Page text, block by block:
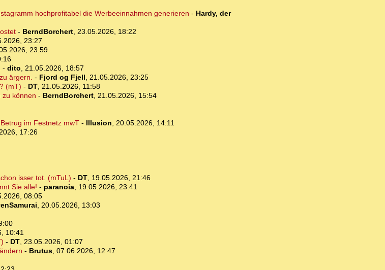
hochprofitabel die Werbeeinnahmen generieren - Hardy, der
- BerndBorchert, 23.05.2026, 18:22
23:27
23:59
- dito, 21.05.2026, 18:57
ärgern. - Fjord og Fjell, 21.05.2026, 23:25
(mT) - DT, 21.05.2026, 11:58
zu können - BerndBorchert, 21.05.2026, 15:54
im Festnetz mwT- Illusion, 20.05.2026, 14:11
17:26
isser tot. (mTuL) - DT, 19.05.2026, 21:46
Sie alle! - paranoia, 19.05.2026, 23:41
08:05
, 20.05.2026, 13:03
10:41
- DT, 23.05.2026, 01:07
- Brutus, 07.06.2026, 12:47